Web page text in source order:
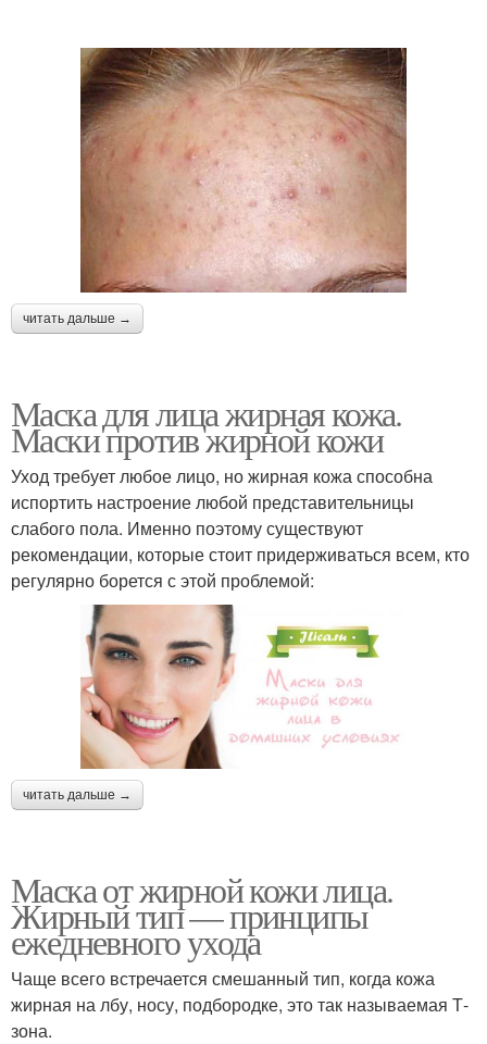
читать дальше →
Маска для лица жирная кожа.
Маски против жирной кожи
Уход требует любое лицо, но жирная кожа способна
испортить настроение любой представительницы
слабого пола. Именно поэтому существуют
рекомендации, которые стоит придерживаться всем, кто
регулярно борется с этой проблемой:
читать дальше →
Маска от жирной кожи лица.
Жирный тип — принципы
ежедневного ухода
Чаще всего встречается смешанный тип, когда кожа
жирная на лбу, носу, подбородке, это так называемая Т-
зона.